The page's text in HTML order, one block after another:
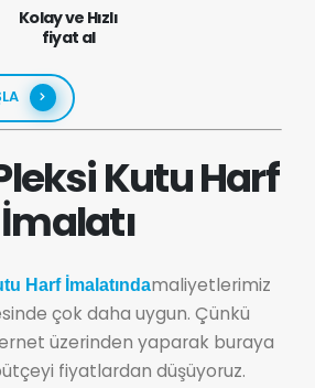
Kolay ve Hızlı
fiyat al
Kutu Harf
İmalatı
Harf İmalatındamaliyetlerimiz
çok daha uygun. Çünkü
üzerinden yaparak buraya
fiyatlardan düşüyoruz.